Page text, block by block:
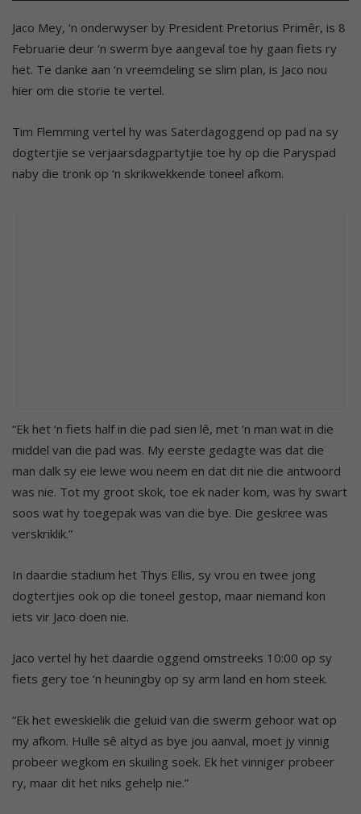
Jaco Mey, ‘n onderwyser by President Pretorius Primêr, is 8
Februarie deur ‘n swerm bye aangeval toe hy gaan fiets ry
het. Te danke aan ‘n vreemdeling se slim plan, is Jaco nou
hier om die storie te vertel.
Tim Flemming vertel hy was Saterdagoggend op pad na sy
dogtertjie se verjaarsdagpartytjie toe hy op die Paryspad
naby die tronk op ‘n skrikwekkende toneel afkom.
“Ek het ‘n fiets half in die pad sien lê, met ‘n man wat in die
middel van die pad was. My eerste gedagte was dat die
man dalk sy eie lewe wou neem en dat dit nie die antwoord
was nie. Tot my groot skok, toe ek nader kom, was hy swart
soos wat hy toegepak was van die bye. Die geskree was
verskriklik.”
In daardie stadium het Thys Ellis, sy vrou en twee jong
dogtertjies ook op die toneel gestop, maar niemand kon
iets vir Jaco doen nie.
Jaco vertel hy het daardie oggend omstreeks 10:00 op sy
fiets gery toe ‘n heuningby op sy arm land en hom steek.
“Ek het eweskielik die geluid van die swerm gehoor wat op
my afkom. Hulle sê altyd as bye jou aanval, moet jy vinnig
probeer wegkom en skuiling soek. Ek het vinniger probeer
ry, maar dit het niks gehelp nie.”